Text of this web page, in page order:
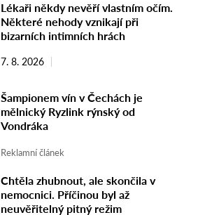
Lékaři někdy nevěří vlastním očím.
Některé nehody vznikají při
bizarních intimních hrách
7. 8. 2026
Šampionem vín v Čechách je
mělnický Ryzlink rýnský od
Vondráka
Reklamní článek
Chtěla zhubnout, ale skončila v
nemocnici. Příčinou byl až
neuvěřitelný pitný režim